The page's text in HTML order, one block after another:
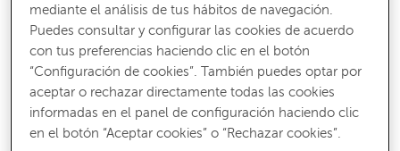
enviado, supuestamente, por nuestro banco. En este
correo se nos pide que accedamos al área de cliente de la
web del banco para actualizar nuestros datos, participar
en promociones especiales o mejorar tu seguridad
(irónico, ¿verdad?).
Previamente los ciberdelincuentes habrán preparado una
mediante el análisis de tus hábitos de navegación.
Puedes consultar y configurar las cookies de acuerdo
con tus preferencias haciendo clic en el botón
“Configuración de cookies”. También puedes optar por
aceptar o rechazar directamente todas las cookies
informadas en el panel de configuración haciendo clic
en el botón “Aceptar cookies” o “Rechazar cookies”.